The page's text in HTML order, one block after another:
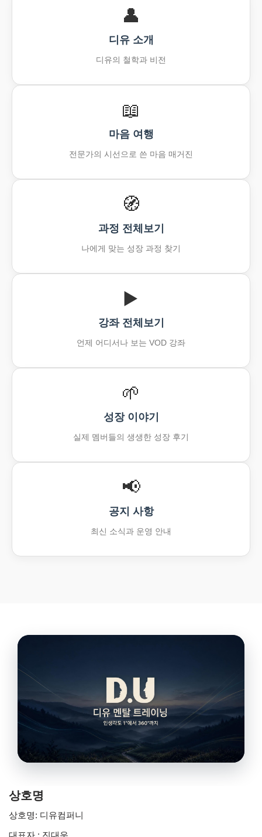
👤️
디유 소개
디유의 철학과 비전
📖️
마음 여행
전문가의 시선으로 쓴 마음 매거진
🧭
과정 전체보기
나에게 맞는 성장 과정 찾기
▶️
강좌 전체보기
언제 어디서나 보는 VOD 강좌
🌱
성장 이야기
실제 멤버들의 생생한 성장 후기
📢
공지 사항
최신 소식과 운영 안내
상호명
상호명: 디유컴퍼니